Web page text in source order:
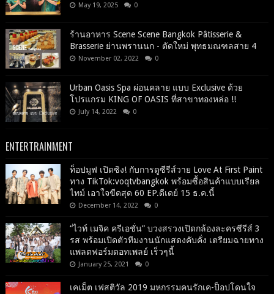
May 19, 2025 0
ร้านอาหาร Scene Scene Bangkok Pâtisserie &
Brasserie ย่านพรานนก - ตัดใหม่ พุทธมณฑลสาย 4
November 02, 2022 0
Urban Oasis Spa ผ่อนคลาย แบบ Exclusive ด้วย
โปรแกรม KING OF OASIS ที่สาขาทองหล่อ !!
July 14, 2022 0
ENTERTRAINMENT
ท็อปมูฟ เปิดซิง! กับการดูซีรีส์วาย Love At First Paint
ทาง TikTok:voqtvbangkok พร้อมซื้อสินค้าแบบเรียล
ไทม์ เอาใจขีดสุด 60 EP.ดีเดย์ 15 ธ.ค.นี้
December 14, 2022 0
“ไวท์ เมจิค ครีเอชั่น” บวงสรวงเปิดกล้องละครซีรีส์ 3
รส พร้อมเปิดตัวทีมงานนักแสดงคับคั่ง เตรียมฉายทาง
แพลตฟอร์มดอทเพลย์ เร็วๆนี้
January 25, 2021 0
เคเม็ต เฟสติวัล 2019 มหกรรมคนรักเค-ป็อปโดนใจ